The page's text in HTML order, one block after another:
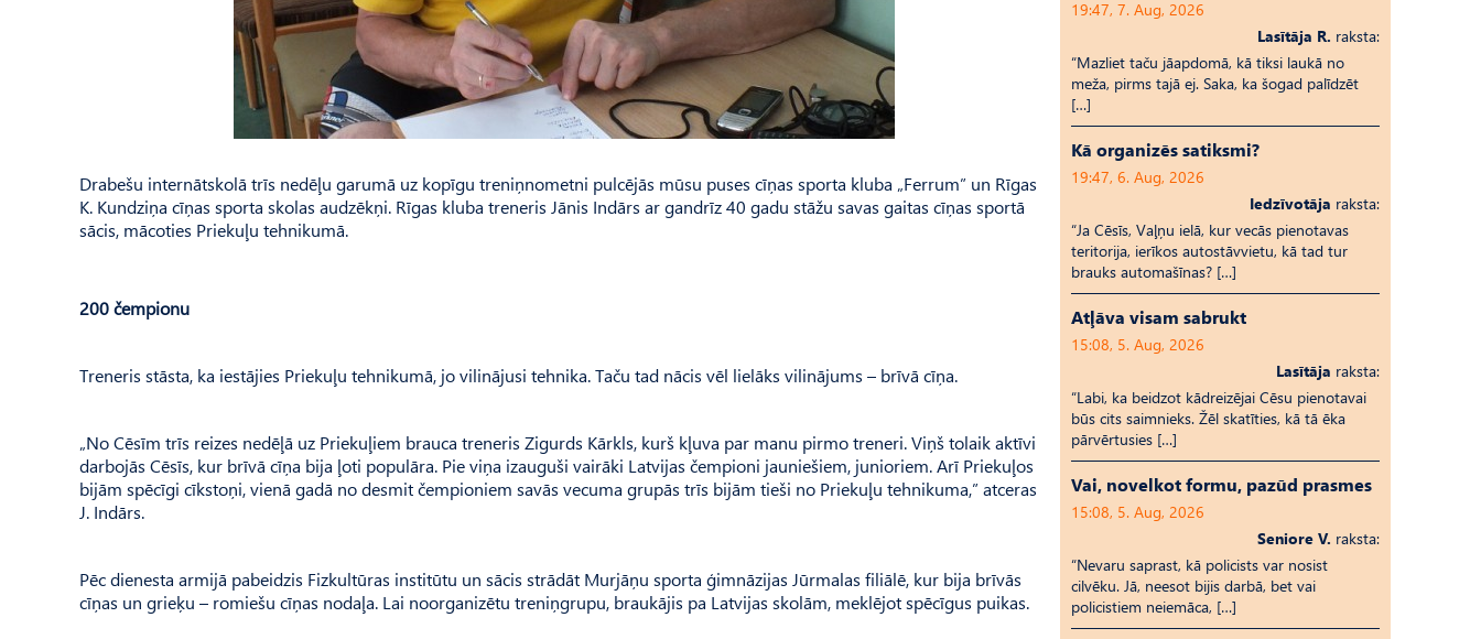
Drabešu internātskolā trīs nedēļu garumā uz kopīgu treniņnometni pulcējās mūsu puses cīņas sporta kluba „Ferrum” un Rīgas
K. Kundziņa cīņas sporta skolas audzēkņi. Rīgas kluba treneris Jānis Indārs ar gandrīz 40 gadu stāžu savas gaitas cīņas sportā
sācis, mācoties Priekuļu tehnikumā.
200 čempionu
Treneris stāsta, ka iestājies Priekuļu tehnikumā, jo vilinājusi tehnika. Taču tad nācis vēl lielāks vilinājums – brīvā cīņa.
„No Cēsīm trīs reizes nedēļā uz Priekuļiem brauca treneris Zigurds Kārkls, kurš kļuva par manu pirmo treneri. Viņš tolaik aktīvi
darbojās Cēsīs, kur brīvā cīņa bija ļoti populāra. Pie viņa izauguši vairāki Latvijas čempioni jauniešiem, junioriem. Arī Priekuļos
bijām spēcīgi cīkstoņi, vienā gadā no desmit čempioniem savās vecuma grupās trīs bijām tieši no Priekuļu tehnikuma,” atceras
J. Indārs.
Pēc dienesta armijā pabeidzis Fizkultūras institūtu un sācis strādāt Murjāņu sporta ģimnāzijas Jūrmalas filiālē, kur bija brīvās
cīņas un grieķu – romiešu cīņas nodaļa. Lai noorganizētu treniņgrupu, braukājis pa Latvijas skolām, meklējot spēcīgus puikas.
19:47, 7. Aug, 2026
Lasītāja R. raksta:
“Mazliet taču jāapdomā, kā tiksi laukā no
meža, pirms tajā ej. Saka, ka šogad palīdzēt
[…]
Kā organizēs satiksmi?
19:47, 6. Aug, 2026
Iedzīvotāja raksta:
“Ja Cēsīs, Vaļņu ielā, kur vecās pienotavas
teritorija, ierīkos autostāvvietu, kā tad tur
brauks automašīnas? […]
Atļāva visam sabrukt
15:08, 5. Aug, 2026
Lasītāja raksta:
“Labi, ka beidzot kādreizējai Cēsu pienotavai
būs cits saimnieks. Žēl skatīties, kā tā ēka
pārvērtusies […]
Vai, novelkot formu, pazūd prasmes
15:08, 5. Aug, 2026
Seniore V. raksta:
“Nevaru saprast, kā policists var nosist
cilvēku. Jā, neesot bijis darbā, bet vai
policistiem neiemāca, […]